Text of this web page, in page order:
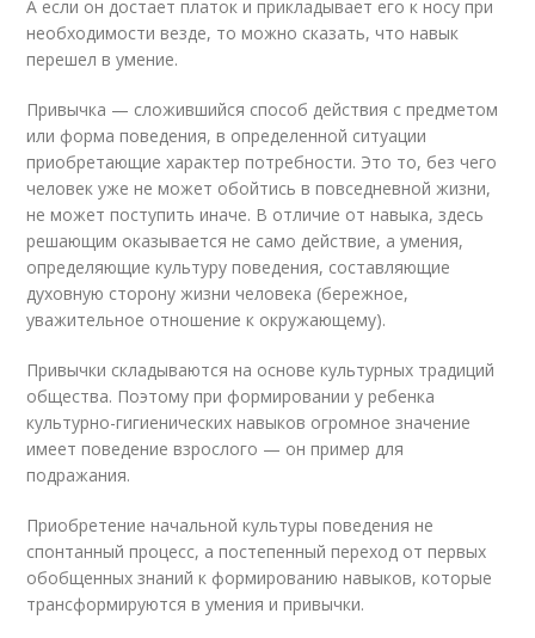
А если он достает платок и прикладывает его к носу при
необходимости везде, то можно сказать, что навык
перешел в умение.
Привычка — сложившийся способ действия с предметом
или форма поведения, в определенной ситуации
приобретающие характер потребности. Это то, без чего
человек уже не может обойтись в повседневной жизни,
не может поступить иначе. В отличие от навыка, здесь
решающим оказывается не само действие, а умения,
определяющие культуру поведения, составляющие
духовную сторону жизни человека (бережное,
уважительное отношение к окружающему).
Привычки складываются на основе культурных традиций
общества. Поэтому при формировании у ребенка
культурно-гигиенических навыков огромное значение
имеет поведение взрослого — он пример для
подражания.
Приобретение начальной культуры поведения не
спонтанный процесс, а постепенный переход от первых
обобщенных знаний к формированию навыков, которые
трансформируются в умения и привычки.